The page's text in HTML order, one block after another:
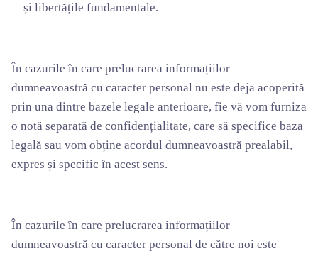
și libertățile fundamentale.
În cazurile în care prelucrarea informațiilor
dumneavoastră cu caracter personal nu este deja acoperită
prin una dintre bazele legale anterioare, fie vă vom furniza
o notă separată de confidențialitate, care să specifice baza
legală sau vom obține acordul dumneavoastră prealabil,
expres și specific în acest sens.
În cazurile în care prelucrarea informațiilor
dumneavoastră cu caracter personal de către noi este